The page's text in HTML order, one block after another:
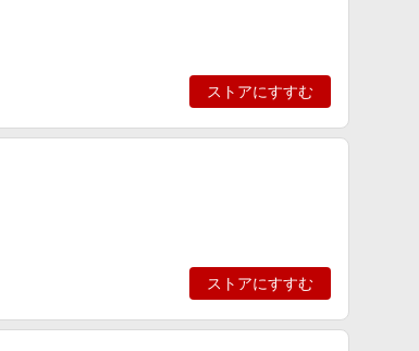
ストアにすすむ
ストアにすすむ